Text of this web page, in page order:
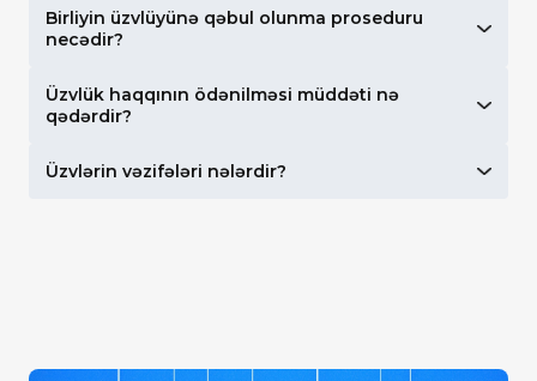
Birliyin üzvlüyünə qəbul olunma proseduru
necədir?
Üzvlük haqqının ödənilməsi müddəti nə
qədərdir?
Üzvlərin vəzifələri nələrdir?